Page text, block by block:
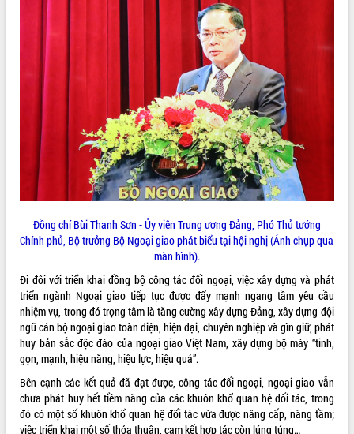
Khám bệnh, cấp phát thuốc miễn phí
và tặng quà người dân xã Cư Pui
Hội nghị UBND tỉnh Đắk Lắk thường kỳ
tháng 7/2026
Lễ truy tặng danh hiệu “Bà Mẹ Việt
Nam Anh hùng” và trao Huân chương
Lao động
UBND tỉnh Đắk Lắk triển khai nhiệm
vụ 6 tháng cuối năm 2026
Kỳ họp thứ Hai, Hội đồng nhân dân
tỉnh khóa XI quyết nghị nhiều nội dung
Bí thư Tỉnh ủy Lương Nguyễn Minh
Triết thăm, tặng quà người có công với
cách mạng
Rà soát, hoàn thiện hệ thống thiết chế
văn hóa, thể thao đáp ứng yêu cầu
Thường trực HĐND tỉnh Đắk Lắk gặp
mặt Đoàn chuyên gia y tế TP. Hồ Chí
Minh
ALBUM ẢNH
LIÊN KẾT WEB
Đồng chí Bùi Thanh Sơn - Ủy viên Trung ương Đảng, Phó Thủ tướng
Chính phủ, Bộ trưởng Bộ Ngoại giao phát biểu tại hội nghị (Ảnh chụp qua
màn hình).
Đi đôi với triển khai đồng bộ công tác đối ngoại, việc xây dựng và phát
triển ngành Ngoại giao tiếp tục được đẩy mạnh ngang tầm yêu cầu
nhiệm vụ, trong đó trọng tâm là tăng cường xây dựng Đảng, xây dựng đội
ngũ cán bộ ngoại giao toàn diện, hiện đại, chuyên nghiệp và gìn giữ, phát
huy bản sắc độc đáo của ngoại giao Việt Nam, xây dựng bộ máy “tinh,
gọn, mạnh, hiệu năng, hiệu lực, hiệu quả”.
Bên cạnh các kết quả đã đạt được, công tác đối ngoại, ngoại giao vẫn
chưa phát huy hết tiềm năng của các khuôn khổ quan hệ đối tác, trong
đó có một số khuôn khổ quan hệ đối tác vừa được nâng cấp, nâng tầm;
việc triển khai một số thỏa thuận, cam kết hợp tác còn lúng túng…